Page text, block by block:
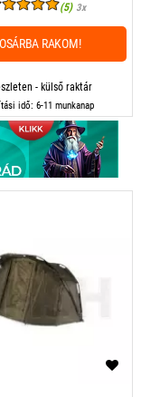
(5) 3x
- külső raktár
idő: 6-11 munkanap
RAKOM!